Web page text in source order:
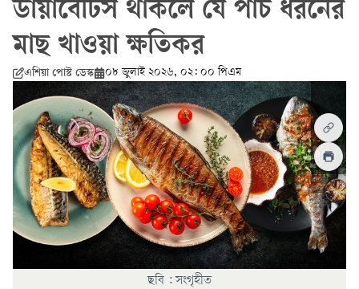
ডায়াবেটিস থাকলে যে পাঁচ ধরনের
মাছ খাওয়া ক্ষতিকর
এশিয়া পোস্ট ডেস্ক ০৮ জুলাই ২০২৬, ০২: ০০ পিএম
ছবি : সংগৃহীত